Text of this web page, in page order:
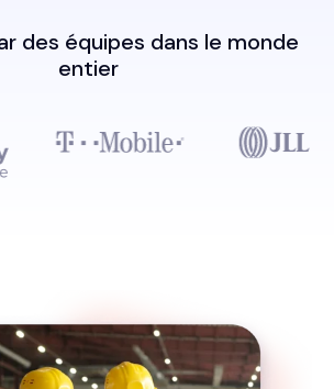
des équipes dans le monde
entier